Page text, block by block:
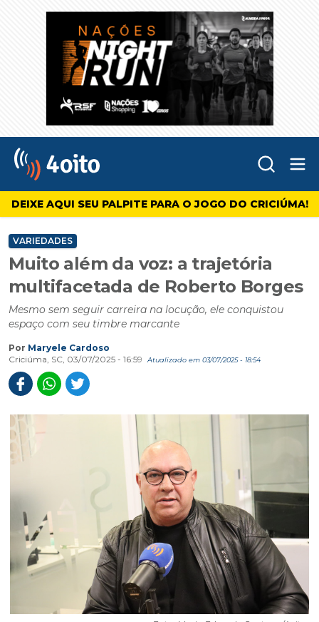
4oito
DEIXE AQUI SEU PALPITE PARA O JOGO DO CRICIÚMA!
VARIEDADES
Muito além da voz: a trajetória
multifacetada de Roberto Borges
Mesmo sem seguir carreira na locução, ele conquistou
espaço com seu timbre marcante
Por Maryele Cardoso
Criciúma, SC, 03/07/2025 - 16:59
Atualizado em 03/07/2025 - 18:54